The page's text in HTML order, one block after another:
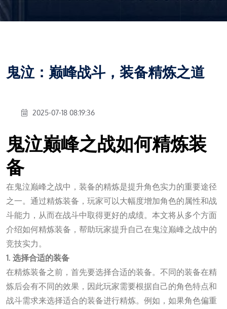
鬼泣：巅峰战斗，装备精炼之道
2025-07-18 08:19:36
鬼泣巅峰之战如何精炼装
备
在鬼泣巅峰之战中，装备的精炼是提升角色实力的重要途径
之一。通过精炼装备，玩家可以大幅度增加角色的属性和战
斗能力，从而在战斗中取得更好的成绩。本文将从多个方面
介绍如何精炼装备，帮助玩家提升自己在鬼泣巅峰之战中的
竞技实力。
1. 选择合适的装备
在精炼装备之前，首先要选择合适的装备。不同的装备在精
炼后会有不同的效果，因此玩家需要根据自己的角色特点和
战斗需求来选择适合的装备进行精炼。例如，如果角色偏重